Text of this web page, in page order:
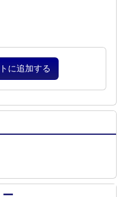
に追加する